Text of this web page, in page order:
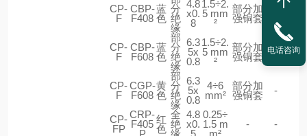
CP-
F
CBP-
F408
蓝
色
分
绝
缘
4.8
x0.
8
1.5÷2.
5 mm
²
部分加
强铜套
CP-
F
CBP-
F608
蓝
色
部
分
绝
缘
6.3
5x
0.8
1.5÷2.
5 mm
²
部分加
强铜套
-
CP-
F
CGP-
F608
黄
色
部
分
绝
缘
6.3
5x
0.8
4÷6
mm²
部分加
强铜套
-
CP-
FP
CRP-
F405
P
红
色
全
绝
缘
4.8
x0.
5
0.25÷
1.5 m
m²
- -
电话咨询